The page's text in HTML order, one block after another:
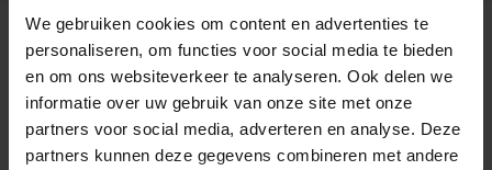
We gebruiken cookies om content en advertenties te
personaliseren, om functies voor social media te bieden
en om ons websiteverkeer te analyseren. Ook delen we
informatie over uw gebruik van onze site met onze
partners voor social media, adverteren en analyse. Deze
partners kunnen deze gegevens combineren met andere
Burgundy leren slingbacks met
zilverkleurige studs
40.00
Off white leren slingbacks met studs
en gesp
42.00